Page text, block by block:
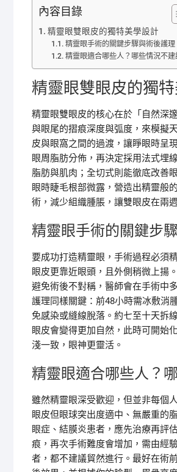
內容目錄
精靈眼雙眼皮的獨特美學設計
精靈眼手術的關鍵步驟與術後護理
精靈眼適合哪些人？哪些情況不建
精靈眼雙眼皮的獨
精靈眼雙眼皮的核心在於「自然深
與眼尾的摺痕深度與弧度，來模擬
皮與眼窩之間的過渡，讓睜眼時呈
眼周脂肪分佈，再決定採用法式埋
脂肪與肌肉；全切式則能徹底改善
眼時睫毛根部微露，營造出精靈般
術，減少組織腫脹，讓雙眼皮在兩
精靈眼手術的關鍵步
要成功打造精靈眼，手術過程必須
眼皮更靠近眼頭，且外側稍微上揚
避免術後不對稱，醫師會在手術中
護理同樣關鍵：前48小時需冰敷消
免感染或縫線脫落。約七至十天拆
眼皮會變得更加自然，此時可開始
淺一致，眼神更靈活。
精靈眼適合哪些人？
雖然精靈眼深受歡迎，但並非每個
眼皮但眼球突出度適中、無嚴重的
眼症、結膜炎患者，應先治療再評
痕，再次手術難度會增加，需由經
者，都不建議貿然進行。最好在術